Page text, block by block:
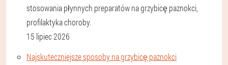
stosowania płynnych preparatów na grzybicę paznokci,
profilaktyka choroby.
15 lipiec 2026
Najskuteczniejsze sposoby na grzybicę paznokci